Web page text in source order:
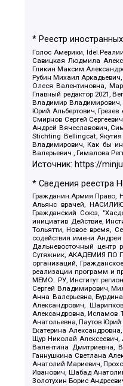
* Реестр
Голос Америки,
Савицкая Людмила
Гликин Максим
Рубин Михаил
Олеся Валентиновна,
Главный редактор 2021,
Владимир Владимирович,
Юрий Альбертович,
Смирнов Сергей
Андрей Вячеславович,
Stichting Bellingcat,
Владимирович, Как бы
Валерьевич , Гималова
Источник: https://
* Сведения реестра
Гражданин.Армия.Право,
Альянс врачей,
Гражданский Союз,
инициатив Действие,
Тольятти, Новое время,
содействия имени
Дальневосточный центр
Сутяжник, АКАДЕМИЯ ПО
организаций,
реализации программ и
МЕМО. РУ, Институт
Сергей Владимирович,
Анна Валерьевна,
Александрович,
Александровна, Исламов
Анатольевна, Паутов
Екатерина
Щур Николай
Валентина Дмитриевна,
Ганнушкина Светлана
Анатолий Мариевич,
Иванович, Шабад
Золотухин Борис